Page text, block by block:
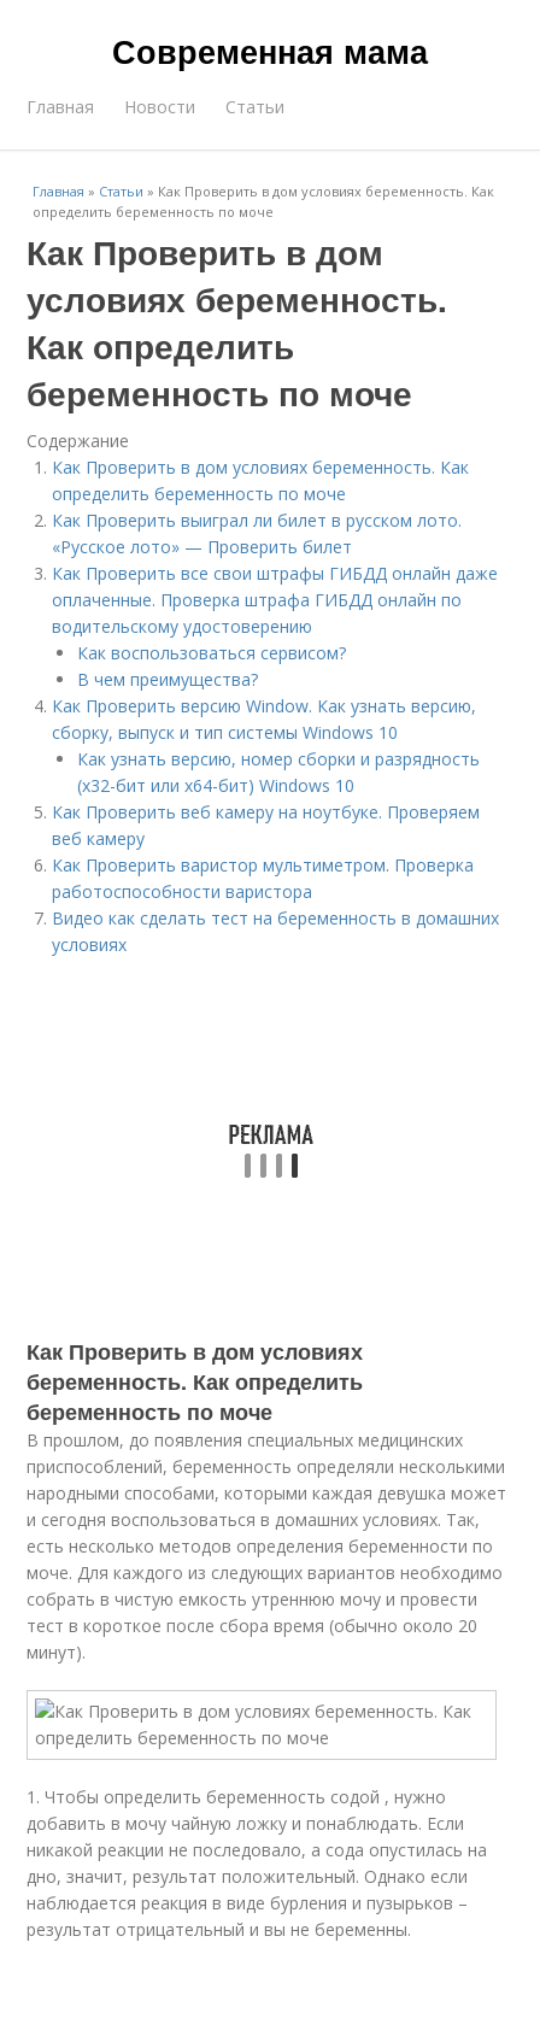
Современная мама
Главная Новости Статьи
Главная » Статьи » Как Проверить в дом условиях беременность. Как
определить беременность по моче
Как Проверить в дом
условиях беременность.
Как определить
беременность по моче
Содержание
Как Проверить в дом условиях беременность. Как
определить беременность по моче
Как Проверить выиграл ли билет в русском лото.
«Русское лото» — Проверить билет
Как Проверить все свои штрафы ГИБДД онлайн даже
оплаченные. Проверка штрафа ГИБДД онлайн по
водительскому удостоверению
Как воспользоваться сервисом?
В чем преимущества?
Как Проверить версию Window. Как узнать версию,
сборку, выпуск и тип системы Windows 10
Как узнать версию, номер сборки и разрядность
(x32-бит или x64-бит) Windows 10
Как Проверить веб камеру на ноутбуке. Проверяем
веб камеру
Как Проверить варистор мультиметром. Проверка
работоспособности варистора
Видео как сделать тест на беременность в домашних
условиях
Как Проверить в дом условиях
беременность. Как определить
беременность по моче
В прошлом, до появления специальных медицинских
приспособлений, беременность определяли несколькими
народными способами, которыми каждая девушка может
и сегодня воспользоваться в домашних условиях. Так,
есть несколько методов определения беременности по
моче. Для каждого из следующих вариантов необходимо
собрать в чистую емкость утреннюю мочу и провести
тест в короткое после сбора время (обычно около 20
минут).
1. Чтобы определить беременность содой , нужно
добавить в мочу чайную ложку и понаблюдать. Если
никакой реакции не последовало, а сода опустилась на
дно, значит, результат положительный. Однако если
наблюдается реакция в виде бурления и пузырьков –
результат отрицательный и вы не беременны.